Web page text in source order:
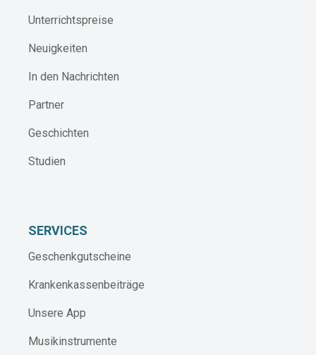
Unterrichtspreise
Neuigkeiten
In den Nachrichten
Partner
Geschichten
Studien
SERVICES
Geschenkgutscheine
Krankenkassenbeiträge
Unsere App
Musikinstrumente